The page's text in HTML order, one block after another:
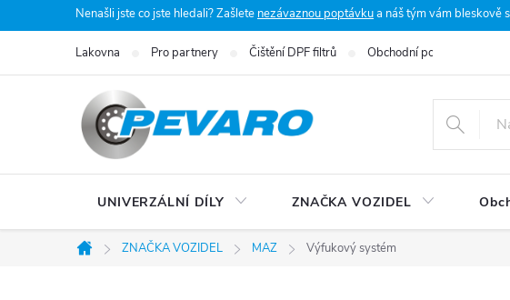
na
Nenašli jste co jste hledali? Zašlete nezávaznou poptávkua náš tým vám bleskově
Lakovna Pro partnery Čištění DPF filtrů Obchodní podmínky
UNIVERZÁLNÍ DÍLY ZNAČKA VOZIDEL
Domů
ZNAČKA VOZIDEL MAZ Výfukový systém